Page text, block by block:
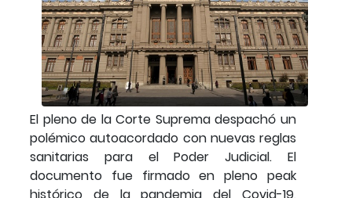
El pleno de la Corte Suprema despachó un
polémico autoacordado con nuevas reglas
sanitarias para el Poder Judicial. El
documento fue firmado en pleno peak